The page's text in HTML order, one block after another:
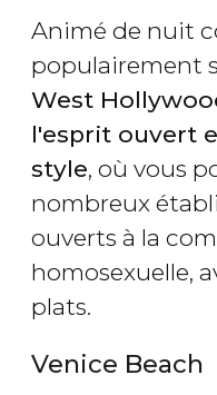
Animé de nuit
populairement
West
l'esprit ouvert
style, où vous
nombreux
ouverts à la
homosexuelle,
plats.
Venice Beach